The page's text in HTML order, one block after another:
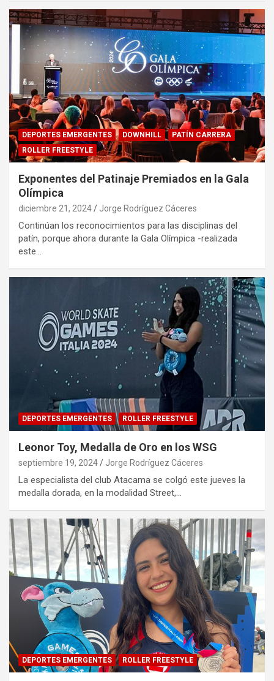
DEPORTES EMERGENTES DOWNHILL
PATÍN CARRERA
ROLLER FREESTYLE
Exponentes del Patinaje Premiados en la Gala
Olímpica
diciembre 21, 2024 Jorge Rodríguez Cáceres
Continúan los reconocimientos para las disciplinas del
patín, porque ahora durante la Gala Olímpica -realizada
este…
DEPORTES EMERGENTES ROLLER FREESTYLE
Leonor Toy, Medalla de Oro en los WSG
septiembre 19, 2024 Jorge Rodríguez Cáceres
La especialista del club Atacama se colgó este jueves la
medalla dorada, en la modalidad Street,…
DEPORTES EMERGENTES ROLLER FREESTYLE